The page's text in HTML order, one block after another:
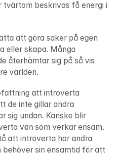
beskrivas få energi i
att göra saker på egen
eller skapa. Många
återhämtar sig på så vis
världen.
att introverta
de inte gillar andra
sig undan. Kanske blir
vän som verkar ensam.
att introverta har andra
sin ensamtid för att